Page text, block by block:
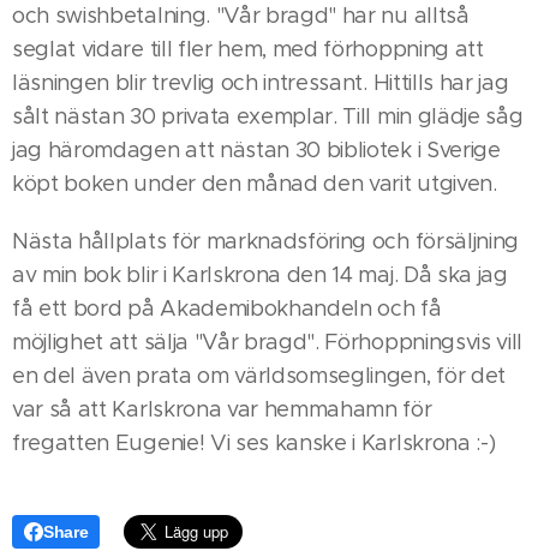
och swishbetalning. "Vår bragd" har nu alltså
seglat vidare till fler hem, med förhoppning att
läsningen blir trevlig och intressant. Hittills har jag
sålt nästan 30 privata exemplar. Till min glädje såg
jag häromdagen att nästan 30 bibliotek i Sverige
köpt boken under den månad den varit utgiven.
Nästa hållplats för marknadsföring och försäljning
av min bok blir i Karlskrona den 14 maj. Då ska jag
få ett bord på Akademibokhandeln och få
möjlighet att sälja "Vår bragd". Förhoppningsvis vill
en del även prata om världsomseglingen, för det
var så att Karlskrona var hemmahamn för
fregatten Eugenie! Vi ses kanske i Karlskrona :-)
Share